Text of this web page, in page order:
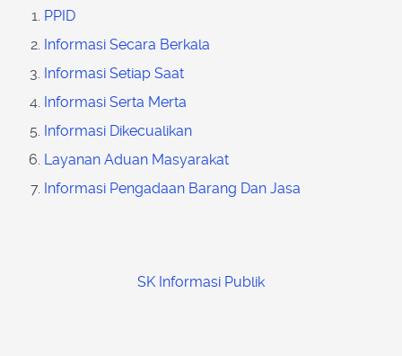
PPID
Informasi Secara Berkala
Informasi Setiap Saat
Informasi Serta Merta
Informasi Dikecualikan
Layanan Aduan Masyarakat
Informasi Pengadaan Barang Dan Jasa
SK Informasi Publik